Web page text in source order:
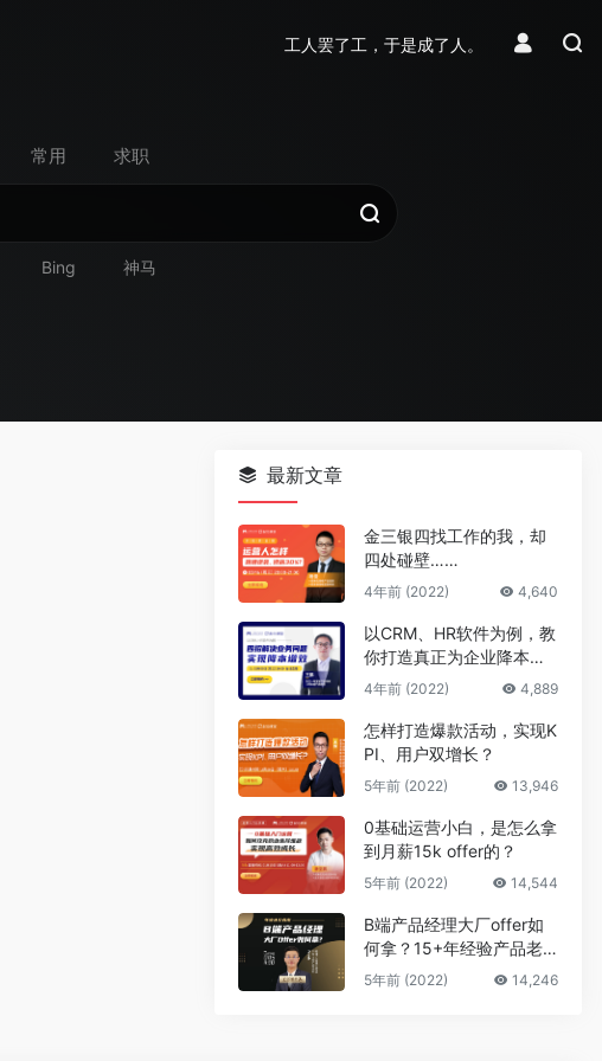
工人罢了工，于是成了人。
常用 求职
Bing 神马
最新文章
金三银四找工作的我，却
四处碰壁……
4年前 (2022) 4,640
以CRM、HR软件为例，教
你打造真正为企业降本增
效的B端产品
4年前 (2022) 4,889
怎样打造爆款活动，实现K
PI、用户双增长？
5年前 (2022) 13,946
0基础运营小白，是怎么拿
到月薪15k offer的？
5年前 (2022) 14,544
B端产品经理大厂offer如
何拿？15+年经验产品老
司机告诉你答案
5年前 (2022) 14,246